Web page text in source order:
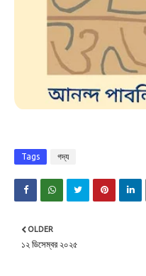
Tags গদ্য
OLDER
১২ ডিসেম্বর ২০২৫